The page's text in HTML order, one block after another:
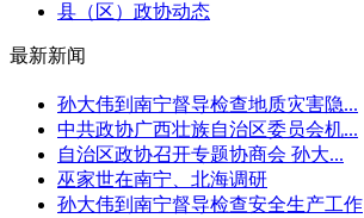
县（区）政协动态
最新新闻
孙大伟到南宁督导检查地质灾害隐...
中共政协广西壮族自治区委员会机...
自治区政协召开专题协商会 孙大...
巫家世在南宁、北海调研
孙大伟到南宁督导检查安全生产工作